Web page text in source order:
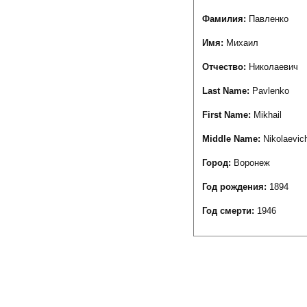
Фамилия: Павленко
Имя: Михаил
Отчество: Николаевич
Last Name: Pavlenko
First Name: Mikhail
Middle Name:
Город: Воронеж
Год рождения: 1894
Год смерти: 1946